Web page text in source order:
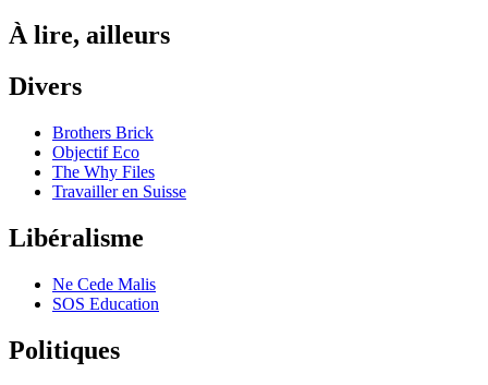
À lire, ailleurs
Divers
Brothers Brick
Objectif Eco
The Why Files
Travailler en Suisse
Libéralisme
Ne Cede Malis
SOS Education
Politiques